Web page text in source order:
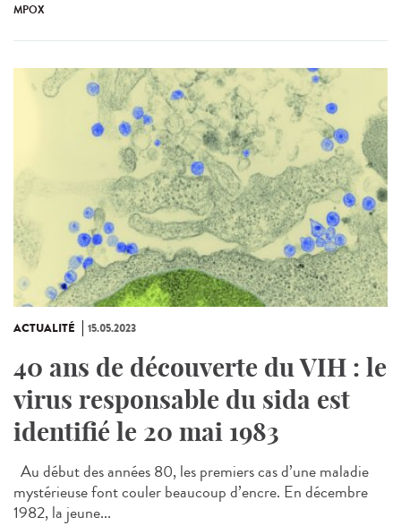
MPOX
ACTUALITÉ 15.05.2023
40 ans de découverte du VIH : le
virus responsable du sida est
identifié le 20 mai 1983
Au début des années 80, les premiers cas d’une maladie
mystérieuse font couler beaucoup d’encre. En décembre
1982, la jeune...